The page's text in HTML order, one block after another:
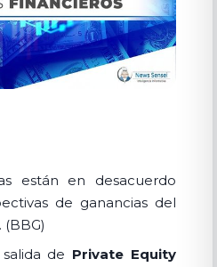
están en desacuerdo
de ganancias del
de Private Equity